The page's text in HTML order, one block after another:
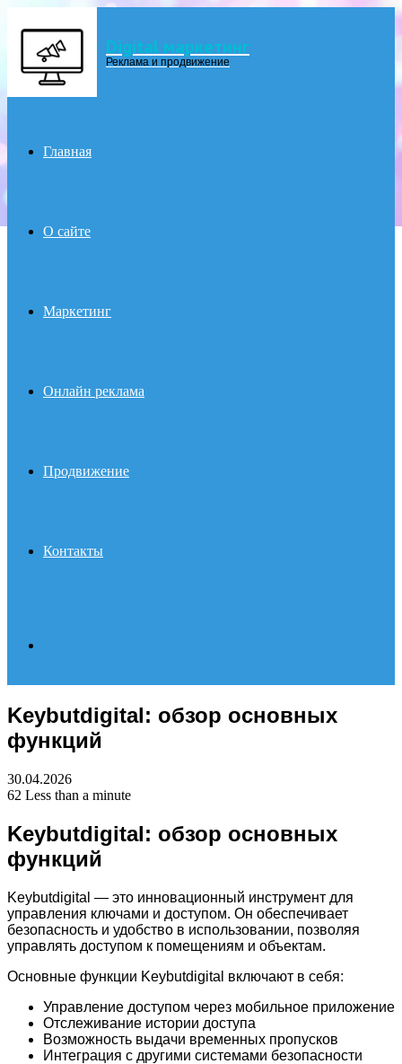
Digital маркетинг
Реклама и продвижение
Главная
О сайте
Маркетинг
Онлайн реклама
Продвижение
Контакты
for
Keybutdigital: обзор основных
функций
30.04.2026
62 Less than a minute
Keybutdigital: обзор основных
функций
Keybutdigital — это инновационный инструмент для
управления ключами и доступом. Он обеспечивает
безопасность и удобство в использовании, позволяя
управлять доступом к помещениям и объектам.
Основные функции Keybutdigital включают в себя:
Управление доступом через мобильное приложение
Отслеживание истории доступа
Возможность выдачи временных пропусков
Интеграция с другими системами безопасности